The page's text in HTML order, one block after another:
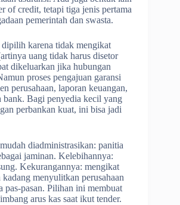
of credit, tetapi tiga jenis pertama
pemerintah dan swasta.
karena tidak mengikat
uang tidak harus disetor
dikeluarkan jika hubungan
proses pengajuan garansi
perusahaan, laporan keuangan,
bank. Bagi penyedia kecil yang
perbankan kuat, ini bisa jadi
diadministrasikan: panitia
jaminan. Kelebihannya:
Kekurangannya: mengikat
menyulitkan perusahaan
pas-pasan. Pilihan ini membuat
arus kas saat ikut tender.